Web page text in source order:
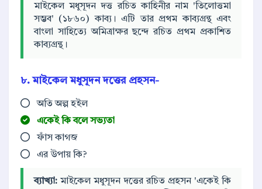
মাইকেল মধুসূদন দত্ত রচিত কাহিনীর নাম 'তিলোত্তমা
সম্ভব' (১৮৬০) কাব্য। এটি তার প্রথম কাব্যগ্রন্থ এবং
বাংলা সাহিত্যে অমিত্রাক্ষর ছন্দে রচিত প্রথম প্রকাশিত
কাব্যগ্রন্থ।
৮. মাইকেল মধুসূদন দত্তের প্রহসন-
অতি অল্প হইল
একেই কি বলে সভ্যতা
ফাঁস কাগজ
এর উপায় কি?
ব্যাখ্যা: মাইকেল মধুসূদন দত্তের রচিত প্রহসন 'একেই কি